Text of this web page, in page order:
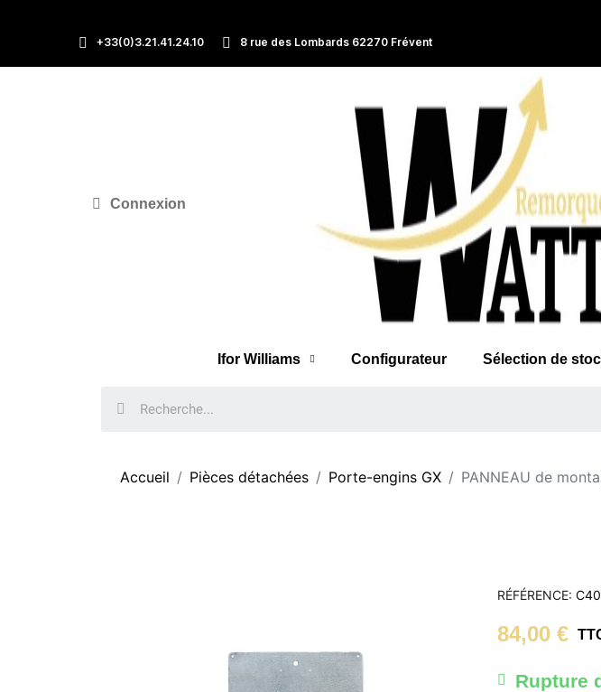
+33(0)3.21.41.24.10 8 rue des Lombards 62270 Frévent
Connexion
Ifor Williams Configurateur Sélection de
Accueil Pièces détachées Porte-engins GX PANNEAU de
RÉFÉRENCE
84,00 €
Rupture